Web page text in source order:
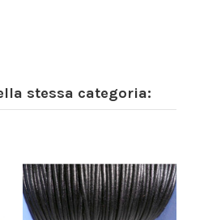
stessa categoria: